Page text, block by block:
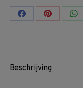
Share Share
Beschrijving